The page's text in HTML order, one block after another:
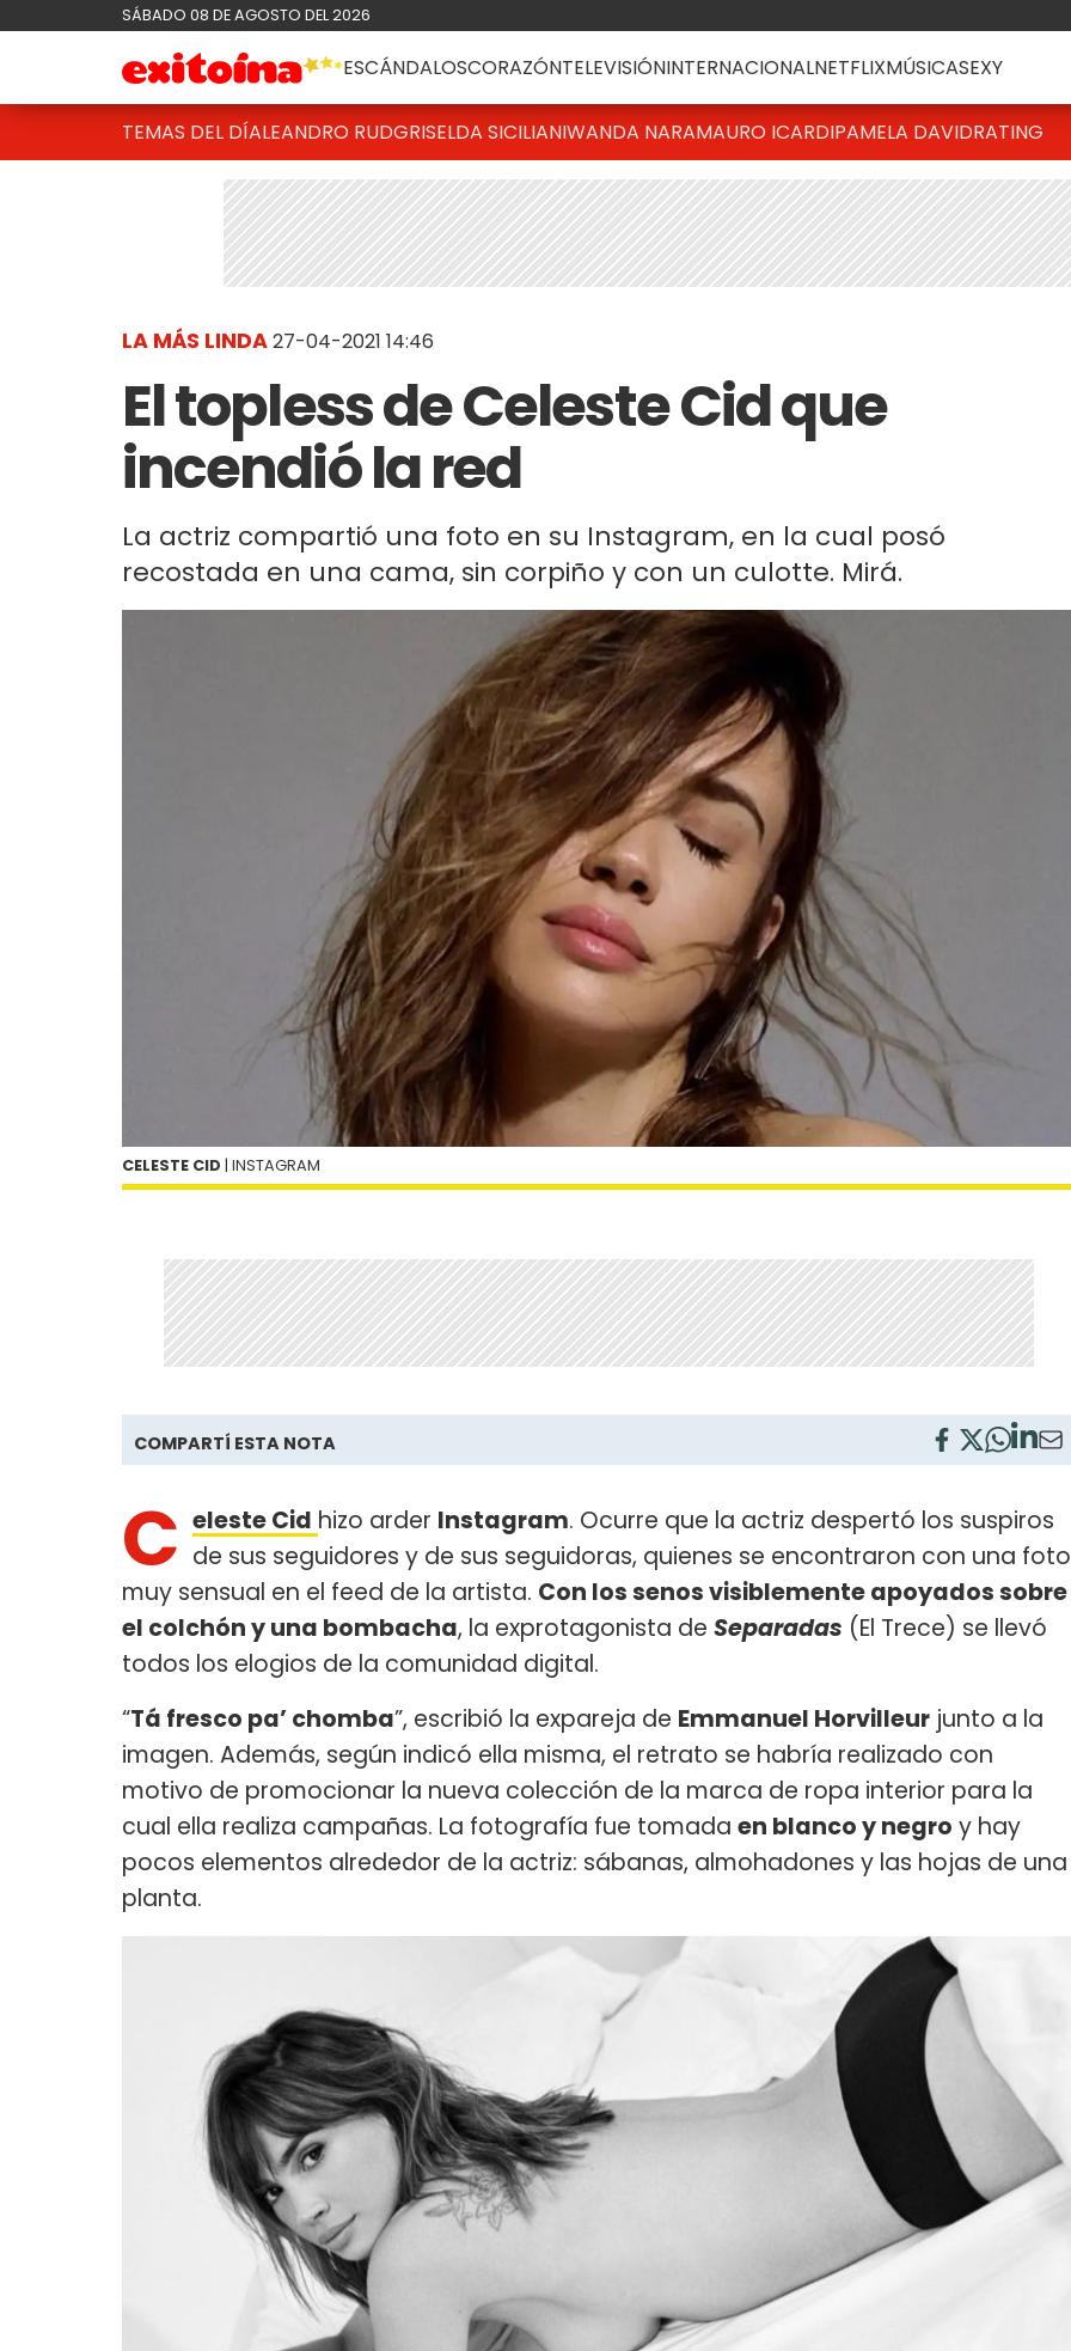
SÁBADO 08 DE AGOSTO DEL 2026
ESCÁNDALOSCORAZÓNTELEVISIÓNINTERNACIONALNETFLIXMÚSICASEXY
TEMAS DEL DÍALEANDRO RUDGRISELDA SICILIANIWANDA NARAMAURO ICARDIPAMELA DAVIDRATING
LA MÁS LINDA27-04-2021 14:46
El topless de Celeste Cid que
incendió la red
La actriz compartió una foto en su Instagram, en la cual posó
recostada en una cama, sin corpiño y con un culotte. Mirá.
CELESTE CID | INSTAGRAM
COMPARTÍ ESTA NOTA
C eleste Cid hizo arder Instagram. Ocurre que la actriz despertó los suspiros
de sus seguidores y de sus seguidoras, quienes se encontraron con una foto
muy sensual en el feed de la artista. Con los senos visiblemente apoyados sobre
el colchón y una bombacha, la exprotagonista de Separadas (El Trece) se llevó
todos los elogios de la comunidad digital.
“Tá fresco pa’ chomba”, escribió la expareja de Emmanuel Horvilleur junto a la
imagen. Además, según indicó ella misma, el retrato se habría realizado con
motivo de promocionar la nueva colección de la marca de ropa interior para la
cual ella realiza campañas. La fotografía fue tomada en blanco y negro y hay
pocos elementos alrededor de la actriz: sábanas, almohadones y las hojas de una
planta.